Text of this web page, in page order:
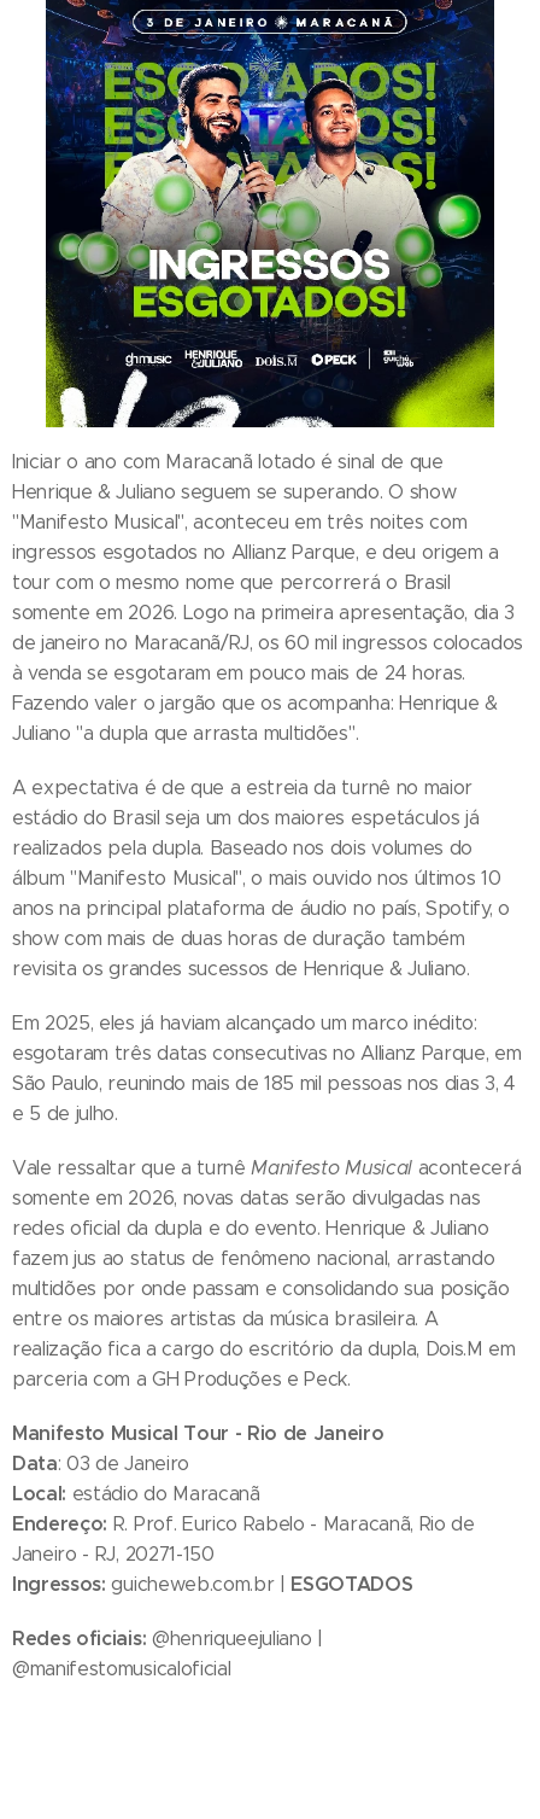
Iniciar o ano com Maracanã lotado é sinal de que
Henrique & Juliano seguem se superando. O show
"Manifesto Musical", aconteceu em três noites com
ingressos esgotados no Allianz Parque, e deu origem a
tour com o mesmo nome que percorrerá o Brasil
somente em 2026. Logo na primeira apresentação, dia 3
de janeiro no Maracanã/RJ, os 60 mil ingressos colocados
à venda se esgotaram em pouco mais de 24 horas.
Fazendo valer o jargão que os acompanha: Henrique &
Juliano "a dupla que arrasta multidões".
A expectativa é de que a estreia da turnê no maior
estádio do Brasil seja um dos maiores espetáculos já
realizados pela dupla. Baseado nos dois volumes do
álbum "Manifesto Musical", o mais ouvido nos últimos 10
anos na principal plataforma de áudio no país, Spotify, o
show com mais de duas horas de duração também
revisita os grandes sucessos de Henrique & Juliano.
Em 2025, eles já haviam alcançado um marco inédito:
esgotaram três datas consecutivas no Allianz Parque, em
São Paulo, reunindo mais de 185 mil pessoas nos dias 3, 4
e 5 de julho.
Vale ressaltar que a turnê Manifesto Musicalacontecerá
somente em 2026, novas datas serão divulgadas nas
redes oficial da dupla e do evento. Henrique & Juliano
fazem jus ao status de fenômeno nacional, arrastando
multidões por onde passam e consolidando sua posição
entre os maiores artistas da música brasileira. A
realização fica a cargo do escritório da dupla, Dois.M em
parceria com a GH Produções e Peck.
Manifesto Musical Tour - Rio de Janeiro
Data: 03 de Janeiro
Local: estádio do Maracanã
Endereço: R. Prof. Eurico Rabelo - Maracanã, Rio de
Janeiro - RJ, 20271-150
Ingressos:guicheweb.com.br | ESGOTADOS
Redes oficiais: @henriqueejuliano |
@manifestomusicaloficial